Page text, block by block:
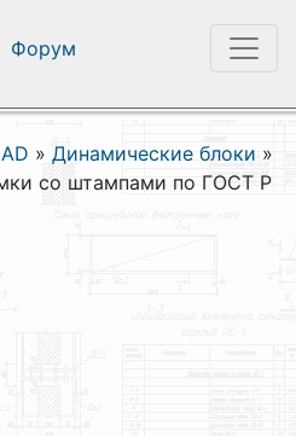
Форум
» Динамические блоки »
со штампами по ГОСТ Р